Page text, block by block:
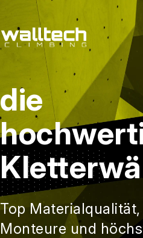
die
Top
Monteure und